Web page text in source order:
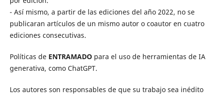
- Así mismo, a partir de las ediciones del año 2022, no se
publicaran artículos de un mismo autor o coautor en cuatro
ediciones consecutivas.
Políticas de ENTRAMADOpara el uso de herramientas de IA
generativa, como ChatGPT.
Los autores son responsables de que su trabajo sea inédito